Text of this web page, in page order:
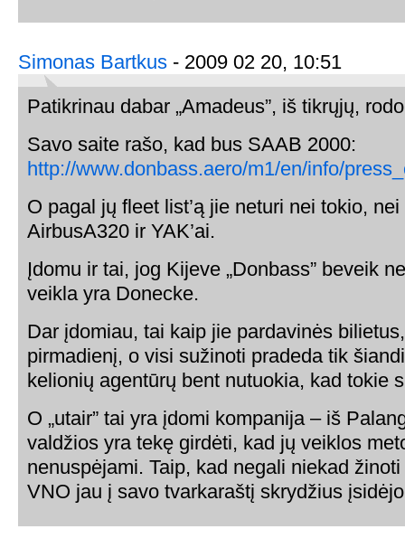
Simonas Bartkus - 2009 02 20, 10:51
Patikrinau dabar „Amadeus”, iš tikrųjų,
Savo saite rašo, kad bus SAAB 2000:
http://www.donbass.aero/m1/en/info/
O pagal jų fleet list’ą jie neturi nei tokio,
AirbusA320 ir YAK’ai.
Įdomu ir tai, jog Kijeve „Donbass” beveik
veikla yra Donecke.
Dar įdomiau, tai kaip jie pardavinės
pirmadienį, o visi sužinoti pradeda tik
kelionių agentūrų bent nutuokia, kad tokie
O „utair” tai yra įdomi kompanija – iš
valdžios yra tekę girdėti, kad jų veiklos
nenuspėjami. Taip, kad negali niekad
VNO jau į savo tvarkaraštį skrydžius